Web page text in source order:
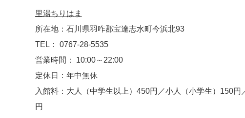
里湯ちりはま
所在地：石川県羽咋郡宝達志水町今浜北93
TEL： 0767-28-5535
営業時間： 10:00～22:00
定休日：年中無休
入館料：大人（中学生以上）450円／小人（小学生）150
円